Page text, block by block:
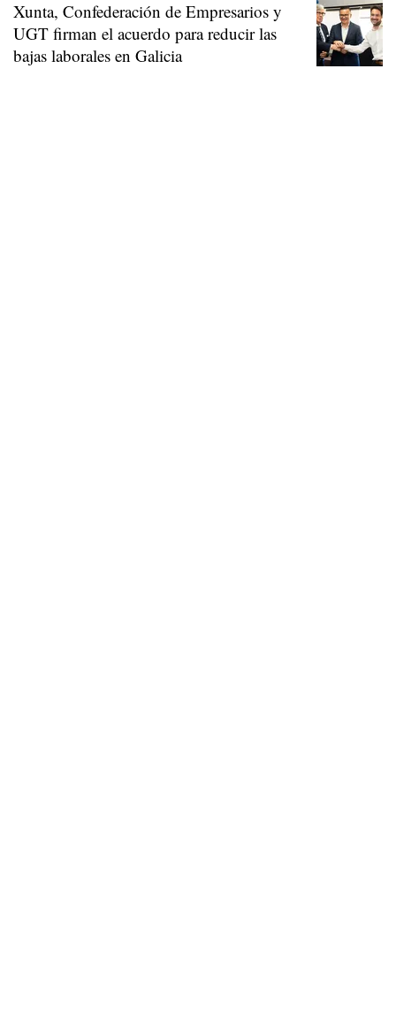
Xunta, Confederación de Empresarios y
UGT firman el acuerdo para reducir las
bajas laborales en Galicia